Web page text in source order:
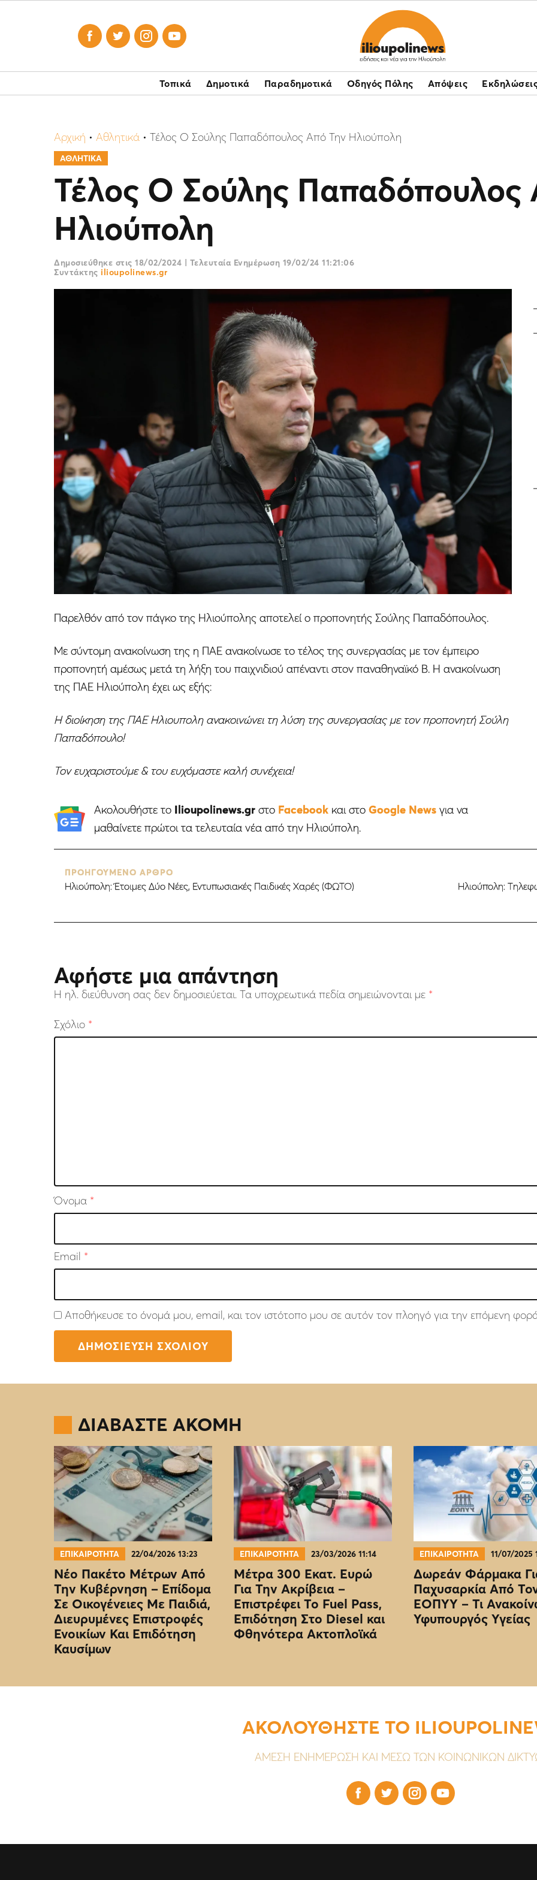
   
Τοπικά Δημοτικά Παραδημοτικά Οδηγός Πόλης Απόψεις
Αρχική • Αθλητικά • Τέλος Ο Σούλης Παπαδόπουλος Από Την Ηλιούπολη
ΑΘΛΗΤΙΚΑ
Τέλος Ο Σούλης Παπαδόπουλος
Ηλιούπολη
Δημοσιεύθηκε στις 18/02/2024 | Τελευταία Ενημέρωση 19/02/24 11:21:06
Συντάκτης ilioupolinews.gr
Παρελθόν από τον πάγκο της Ηλιούπολης αποτελεί ο προπονητής Σούλης Παπαδόπουλος.
Με σύντομη ανακοίνωση της η ΠΑΕ ανακοίνωσε το τέλος της συνεργασίας με τον έμπειρο
προπονητή αμέσως μετά τη λήξη του παιχνιδιού απέναντι στον παναθηναϊκό Β. Η ανακοίνωση
της ΠΑΕ Ηλιούπολη έχει ως εξής:
Η διοίκηση της ΠΑΕ Ηλιουπολη ανακοινώνει τη λύση της συνεργασίας με τον προπονητή Σούλη
Παπαδόπουλο!
Τον ευχαριστούμε & του ευχόμαστε καλή συνέχεια!
Ακολουθήστε το Ilioupolinews.grστο Facebookκαι στο Google Newsγια να
μαθαίνετε πρώτοι τα τελευταία νέα από την Ηλιούπολη.
ΠΡΟΗΓΟΥΜΕΝΟ ΑΡΘΡΟ
Ηλιούπολη: Έτοιμες Δύο Νέες, Εντυπωσιακές Παιδικές Χαρές (ΦΩΤΟ)
Ηλιούπολη:
Αφήστε μια απάντηση
Η ηλ. διεύθυνση σας δεν δημοσιεύεται. Τα υποχρεωτικά πεδία σημειώνονται με *
Σχόλιο *
Όνομα *
Email *
Αποθήκευσε το όνομά μου, email, και τον ιστότοπο μου σε αυτόν τον πλοηγό για την επόμενη
ΔΙΑΒΑΣΤΕ ΑΚΟΜΗ
ΕΠΙΚΑΙΡΟΤΗΤΑ 22/04/2026 13:23
Νέο Πακέτο Μέτρων Από
Την Κυβέρνηση – Επίδομα
Σε Οικογένειες Με Παιδιά,
Διευρυμένες Επιστροφές
Ενοικίων Και Επιδότηση
Καυσίμων
ΕΠΙΚΑΙΡΟΤΗΤΑ 23/03/2026 11:14
Μέτρα 300 Εκατ. Ευρώ
Για Την Ακρίβεια –
Επιστρέφει Το Fuel Pass,
Επιδότηση Στο Diesel και
Φθηνότερα Ακτοπλοϊκά
ΕΠΙΚΑΙΡΟΤΗΤΑ 11/07/2025
Δωρεάν Φάρμακα
Παχυσαρκία Από
EOΠΥΥ – Τι
Υφυπουργός Υγείας
ΑΚΟΛΟΥΘΗΣΤΕ ΤΟ
ΑΜΕΣΗ ΕΝΗΜΕΡΩΣΗ ΚΑΙ ΜΕΣΩ ΤΩΝ ΚΟΙΝΩΝΙΚΩΝ
   